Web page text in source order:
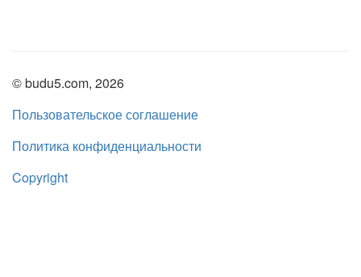
© budu5.com, 2026
Пользовательское соглашение
Политика конфиденциальности
Copyright